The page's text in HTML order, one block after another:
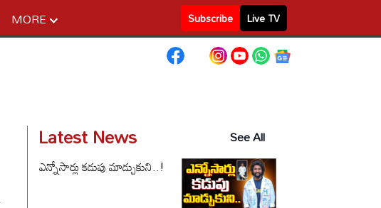
MORE Subscribe
Live TV
Latest News
See All
ఎన్నోసార్లు కడుపు మాడ్చుకుని..!